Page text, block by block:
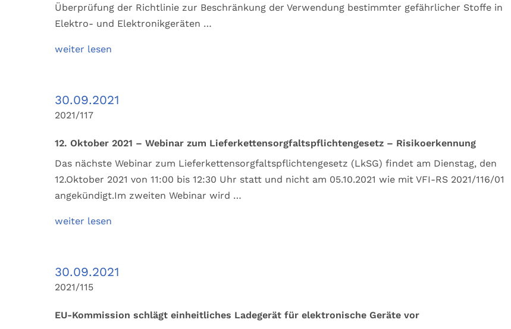
Überprüfung der Richtlinie zur Beschränkung der Verwendung bestimmter gefährlicher Stoffe in
Elektro- und Elektronikgeräten …
weiter lesen
30.09.2021
2021/117
12. Oktober 2021 – Webinar zum Lieferkettensorgfaltspflichtengesetz – Risikoerkennung
Das nächste Webinar zum Lieferkettensorgfaltspflichtengesetz (LkSG) findet am Dienstag, den
12.Oktober 2021 von 11:00 bis 12:30 Uhr statt und nicht am 05.10.2021 wie mit VFI-RS 2021/116/01
angekündigt.Im zweiten Webinar wird …
weiter lesen
30.09.2021
2021/115
EU-Kommission schlägt einheitliches Ladegerät für elektronische Geräte vor